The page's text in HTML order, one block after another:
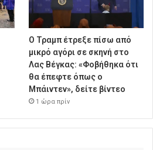
Ο Τραμπ έτρεξε πίσω από
μικρό αγόρι σε σκηνή στο
Λας Βέγκας: «Φοβήθηκα ότι
θα έπεφτε όπως ο
Μπάιντεν», δείτε βίντεο
1 ώρα πρίν